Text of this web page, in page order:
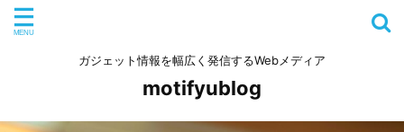
ガジェット情報を幅広く発信するWebメディア
motifyublog